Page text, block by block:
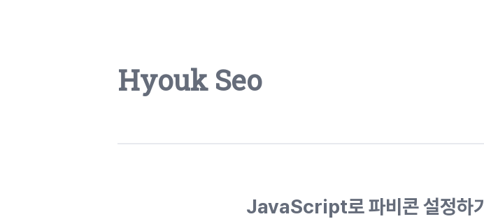
Hyouk Seo
JavaScript로 파비콘 설정하기